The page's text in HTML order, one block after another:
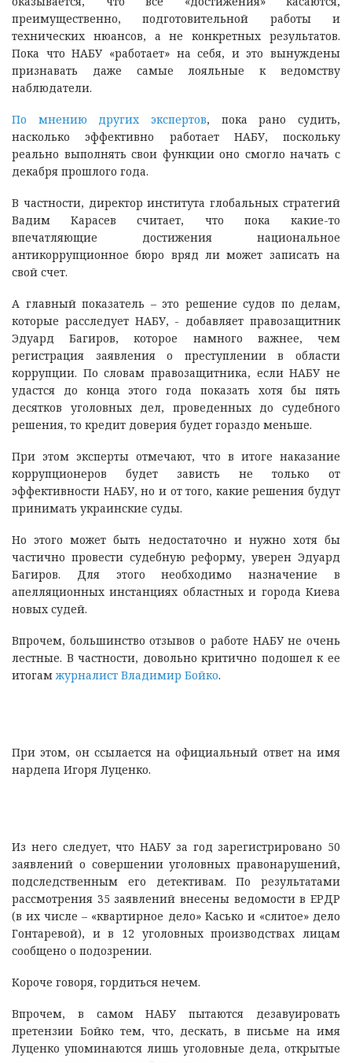
преимущественно, подготовительной работы и
технических нюансов, а не конкретных результатов.
Пока что НАБУ «работает» на себя, и это вынуждены
признавать даже самые лояльные к ведомству
наблюдатели.
По мнению других экспертов, пока рано судить,
насколько эффективно работает НАБУ, поскольку
реально выполнять свои функции оно смогло начать с
декабря прошлого года.
В частности, директор института глобальных стратегий
Вадим Карасев считает, что пока какие-то
впечатляющие достижения национальное
антикоррупционное бюро вряд ли может записать на
свой счет.
А главный показатель – это решение судов по делам,
которые расследует НАБУ, - добавляет правозащитник
Эдуард Багиров, которое намного важнее, чем
регистрация заявления о преступлении в области
коррупции. По словам правозащитника, если НАБУ не
удастся до конца этого года показать хотя бы пять
десятков уголовных дел, проведенных до судебного
решения, то кредит доверия будет гораздо меньше.
При этом эксперты отмечают, что в итоге наказание
коррупционеров будет зависть не только от
эффективности НАБУ, но и от того, какие решения будут
принимать украинские суды.
Но этого может быть недостаточно и нужно хотя бы
частично провести судебную реформу, уверен Эдуард
Багиров. Для этого необходимо назначение в
апелляционных инстанциях областных и города Киева
новых судей.
Впрочем, большинство отзывов о работе НАБУ не очень
лестные. В частности, довольно критично подошел к ее
итогамжурналист Владимир Бойко.
При этом, он ссылается на официальный ответ на имя
нардепа Игоря Луценко.
Из него следует, что НАБУ за год зарегистрировано 50
заявлений о совершении уголовных правонарушений,
подследственным его детективам. По результатами
рассмотрения 35 заявлений внесены ведомости в ЕРДР
(в их числе – «квартирное дело» Касько и «слитое» дело
Гонтаревой), и в 12 уголовных производствах лицам
сообщено о подозрении.
Короче говоря, гордиться нечем.
Впрочем, в самом НАБУ пытаются дезавуировать
претензии Бойко тем, что, дескать, в письме на имя
Луценко упоминаются лишь уголовные дела, открытые